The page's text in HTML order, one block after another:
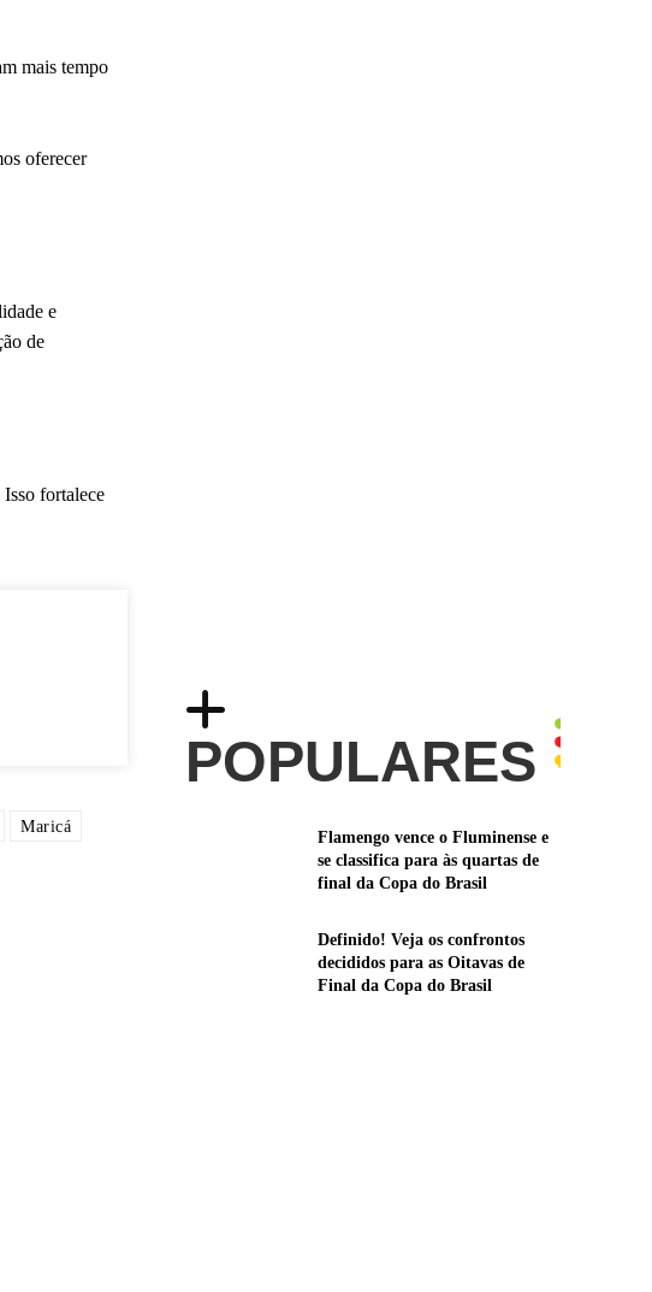
mais tempo
oferecer
e
de
fortalece
Maricá
POPULARES
Flamengo vence o Fluminense e
se classifica para às quartas de
final da Copa do Brasil
Definido! Veja os confrontos
decididos para as Oitavas de
Final da Copa do Brasil